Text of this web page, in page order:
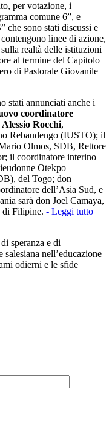
per votazione, i
comune 6”, e
che sono stati discussi e
linee di azione,
realtà delle istituzioni
al termine del Capitolo
di Pastorale Giovanile
stati annunciati anche i
coordinatore
Rocchi,
Rebaudengo (IUSTO); il
Olmos, SDB, Rettore
il coordinatore interino
Otekpo
del Togo; don
dell’Asia Sud, e
sarà don Joel Camaya,
di Filipine. - Leggi tutto
speranza e di
nell’educazione
odierni e le sfide